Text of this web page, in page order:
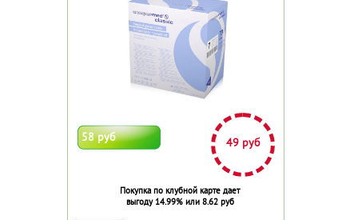
58 руб 49 руб
Покупка по клубной карте дает
выгоду 14.99% или 8.62 руб